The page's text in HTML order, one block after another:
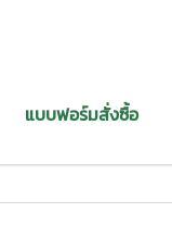
แบบฟอร์มสั่งซื้อ